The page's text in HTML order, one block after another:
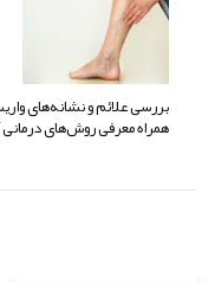
بررسی علائم و نشانه‌های
همراه معرفی روش‌های